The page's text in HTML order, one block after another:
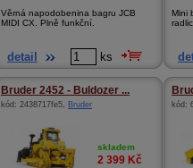
Věrná napodobenina bagru JCB
MIDI CX. Plně funkční.
detail ks
Mini
Bruder 2452 - Buldozer ...
kód: 2438717fe5, Bruder
skladem
2 399 Kč
kód: